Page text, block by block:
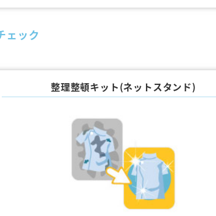
ェック
整理整頓キット(ネットスタンド)